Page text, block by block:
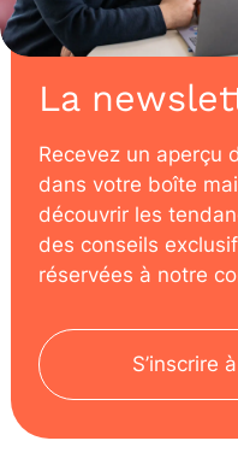
La
Recevez un aperçu
dans votre boîte
découvrir les
des conseils
réservées à notre
S’inscrire